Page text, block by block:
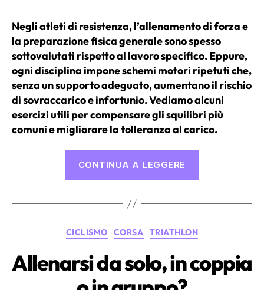
Negli atleti di resistenza, l’allenamento di forza e
la preparazione fisica generale sono spesso
sottovalutati rispetto al lavoro specifico. Eppure,
ogni disciplina impone schemi motori ripetuti che,
senza un supporto adeguato, aumentano il rischio
di sovraccarico e infortunio. Vediamo alcuni
esercizi utili per compensare gli squilibri più
comuni e migliorare la tolleranza al carico.
CONTINUA A LEGGERE
e
i
Categorie
CICLISMO CORSA TRIATHLON
Allenarsi da solo, in coppia